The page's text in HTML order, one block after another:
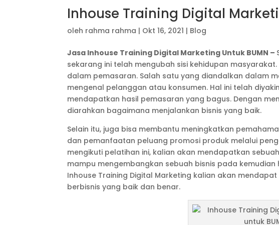
Inhouse Training Digital
oleh rahma rahma | Okt 16, 2021 | Blog
Jasa Inhouse Training Digital Marketing Untuk BUMN –
sekarang ini telah mengubah sisi kehidupan
dalam pemasaran. Salah satu yang diandalkan dalam
mengenal pelanggan atau konsumen. Hal ini telah
mendapatkan hasil pemasaran yang bagus. Dengan
diarahkan bagaimana menjalankan bisnis yang baik.
Selain itu, juga bisa membantu meningkatkan
dan pemanfaatan peluang promosi produk melalui
mengikuti pelatihan ini, kalian akan mendapatkan
mampu mengembangkan sebuah bisnis pada
Inhouse Training Digital Marketing kalian akan
berbisnis yang baik dan benar.